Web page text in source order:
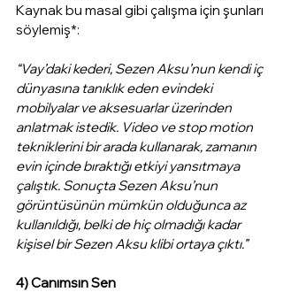
Kaynak bu masal gibi çalışma için şunları
söylemiş*:
“Vay’daki kederi, Sezen Aksu’nun kendi iç
dünyasına tanıklık eden evindeki
mobilyalar ve aksesuarlar üzerinden
anlatmak istedik. Video ve stop motion
tekniklerini bir arada kullanarak, zamanın
evin içinde bıraktığı etkiyi yansıtmaya
çalıştık. Sonuçta Sezen Aksu’nun
görüntüsünün mümkün olduğunca az
kullanıldığı, belki de hiç olmadığı kadar
kişisel bir Sezen Aksu klibi ortaya çıktı.”
4) Canımsın Sen